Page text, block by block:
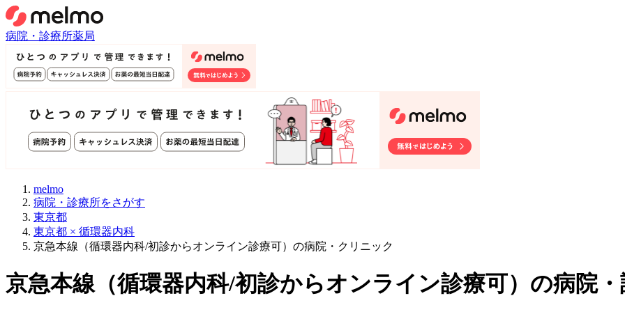
病院・診療所薬局
melmo
病院・診療所をさがす
東京都
東京都 × 循環器内科
京急本線（循環器内科/初診からオンライン診療可）の病院・クリニック
京急本線（循環器内科/初診からオンライン診療可） の病院